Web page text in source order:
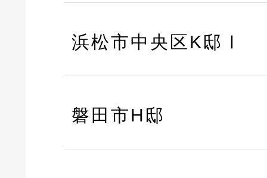
浜松市中央区K邸Ⅰ
磐田市H邸